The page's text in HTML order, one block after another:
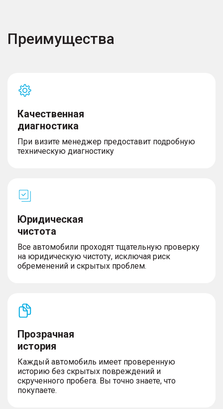
Преимущества
Качественная
диагностика
При визите менеджер предоставит подробную
техническую диагностику
Юридическая
чистота
Все автомобили проходят тщательную проверку
на юридическую чистоту, исключая риск
обременений и скрытых проблем.
Прозрачная
история
Каждый автомобиль имеет проверенную
историю без скрытых повреждений и
скрученного пробега. Вы точно знаете, что
покупаете.